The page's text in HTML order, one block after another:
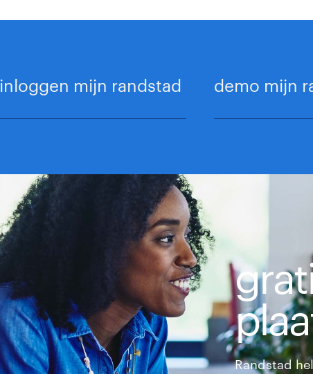
inloggen mijn randstad demo mijn
Randstad